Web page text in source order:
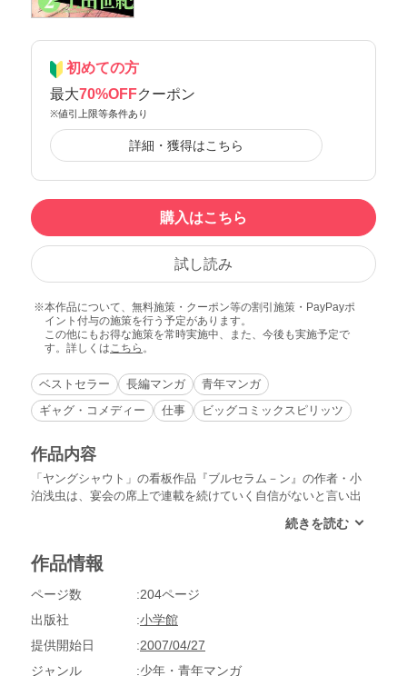
初めての方
最大70%OFFクーポン
※値引上限等条件あり
詳細・獲得はこちら
購入はこちら
試し読み
本作品について、無料施策・クーポン等の割引施策・PayPayポ
イント付与の施策を行う予定があります。
この他にもお得な施策を常時実施中、また、今後も実施予定で
す。詳しくは こちら 。
ベストセラー 長編マンガ
青年マンガ
ギャグ・コメディー
仕事 ビッグコミックスピリッツ
作品内容
「ヤングシャウト」の看板作品『ブルセラム－ン』の作者・小
泊浅虫は、宴会の席上で連載を続けていく自信がないと言い出
作品情報
ページ数
204ページ
出版社
小学館
提供開始日
2007/04/27
ジャンル
少年・青年マンガ